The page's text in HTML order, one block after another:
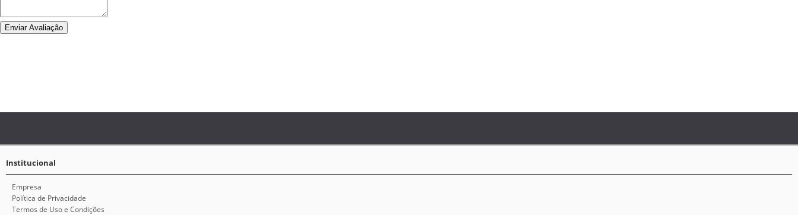
Enviar Avaliação
Institucional
Empresa
Política de Privacidade
Termos de Uso e Condições